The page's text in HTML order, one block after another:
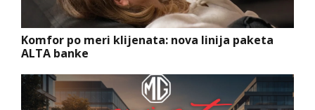
Komfor po meri klijenata: nova linija paketa
ALTA banke